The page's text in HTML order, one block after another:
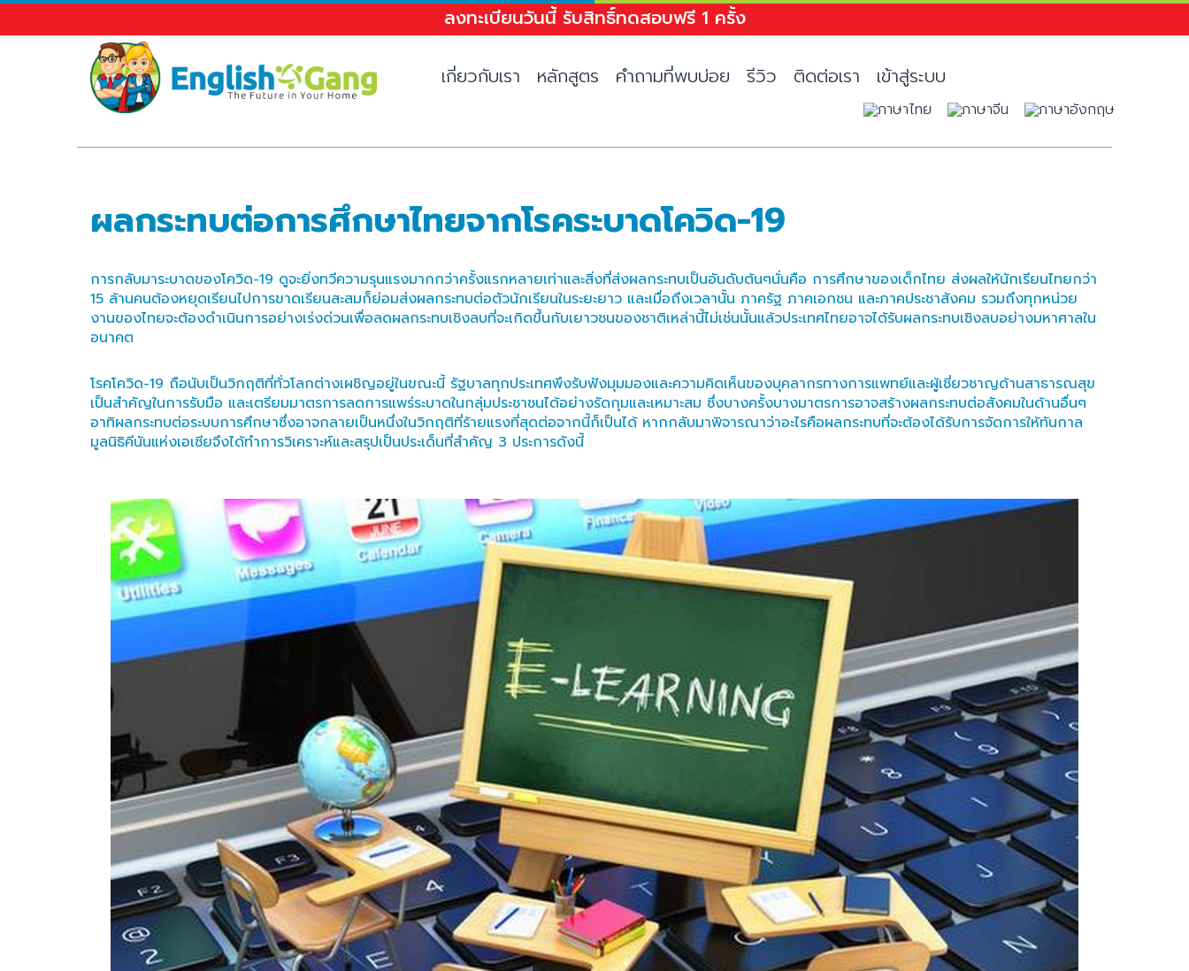
ลงทะเบียนวันนี้ รับสิทธิ์ทดสอบฟรี 1 ครั้ง
เกี่ยวกับเรา หลักสูตร คำถามที่พบบ่อย รีวิว ติดต่อเรา เข้าสู่ระบบ
ผลกระทบต่อการศึกษาไทยจากโรคระบาดโควิด-19
การกลับมาระบาดของโควิด-19 ดูจะยิ่งทวีความรุนแรงมากกว่าครั้งแรกหลายเท่าและสิ่งที่ส่งผลกระทบเป็นอันดับต้นๆนั่นคือ การศึกษาของเด็กไทย ส่งผลให้นักเรียนไทยกว่า
15 ล้านคนต้องหยุดเรียนไปการขาดเรียนสะสมก็ย่อมส่งผลกระทบต่อตัวนักเรียนในระยะยาว และเมื่อถึงเวลานั้น ภาครัฐ ภาคเอกชน และภาคประชาสังคม รวมถึงทุกหน่วย
งานของไทยจะต้องดำเนินการอย่างเร่งด่วนเพื่อลดผลกระทบเชิงลบที่จะเกิดขึ้นกับเยาวชนของชาติเหล่านี้ไม่เช่นนั้นแล้วประเทศไทยอาจได้รับผลกระทบเชิงลบอย่างมหาศาลใน
อนาคต
โรคโควิด-19 ถือนับเป็นวิกฤติที่ทั่วโลกต่างเผชิญอยู่ในขณะนี้ รัฐบาลทุกประเทศพึงรับฟังมุมมองและความคิดเห็นของบุคลากรทางการแพทย์และผู้เชี่ยวชาญด้านสาธารณสุข
เป็นสำคัญในการรับมือ และเตรียมมาตรการลดการแพร่ระบาดในกลุ่มประชาชนได้อย่างรัดกุมและเหมาะสม ซึ่งบางครั้งบางมาตรการอาจสร้างผลกระทบต่อสังคมในด้านอื่นๆ
อาทิผลกระทบต่อระบบการศึกษาซึ่งอาจกลายเป็นหนึ่งในวิกฤติที่ร้ายแรงที่สุดต่อจากนี้ก็เป็นได้ หากกลับมาพิจารณาว่าอะไรคือผลกระทบที่จะต้องได้รับการจัดการให้ทันกาล
มูลนิธิคีนันแห่งเอเซียจึงได้ทำการวิเคราะห์และสรุปเป็นประเด็นที่สำคัญ 3 ประการดังนี้